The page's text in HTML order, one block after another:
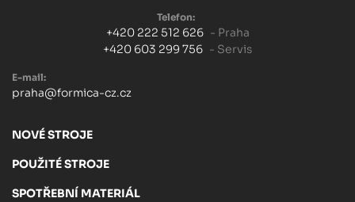
Telefon:
+420 222 512 626 - Praha
+420 603 299 756 - Servis
E-mail:
praha@formica-cz.cz
NOVÉ STROJE
POUŽITÉ STROJE
SPOTŘEBNÍ MATERIÁL